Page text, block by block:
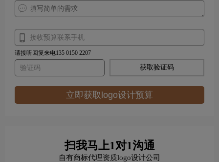
请接听回复来电135 0150 2207
获取验证码
立即获取logo设计预算
扫我马上1对1沟通
自有商标代理资质logo设计公司